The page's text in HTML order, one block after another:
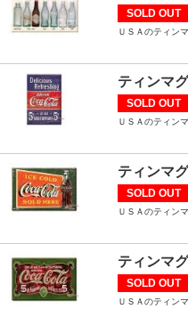
SOLD OUT
ＵＳＡのティン
ティンマ
SOLD OUT
ＵＳＡのティン
ティンマ
SOLD OUT
ＵＳＡのティン
ティンマ
SOLD OUT
ＵＳＡのティン